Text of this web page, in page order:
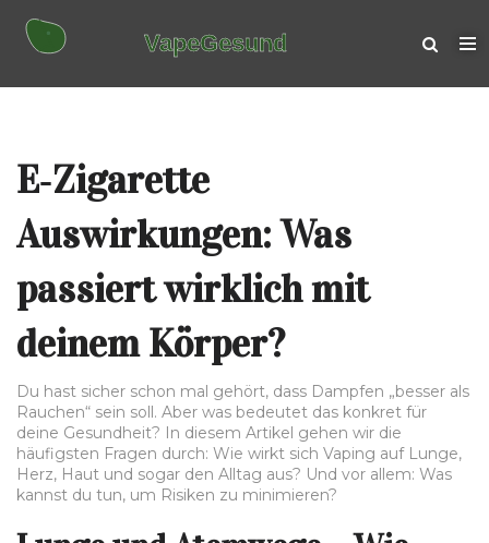
E‑Zigarette
Auswirkungen: Was
passiert wirklich mit
deinem Körper?
Du hast sicher schon mal gehört, dass Dampfen „besser als
Rauchen“ sein soll. Aber was bedeutet das konkret für
deine Gesundheit? In diesem Artikel gehen wir die
häufigsten Fragen durch: Wie wirkt sich Vaping auf Lunge,
Herz, Haut und sogar den Alltag aus? Und vor allem: Was
kannst du tun, um Risiken zu minimieren?